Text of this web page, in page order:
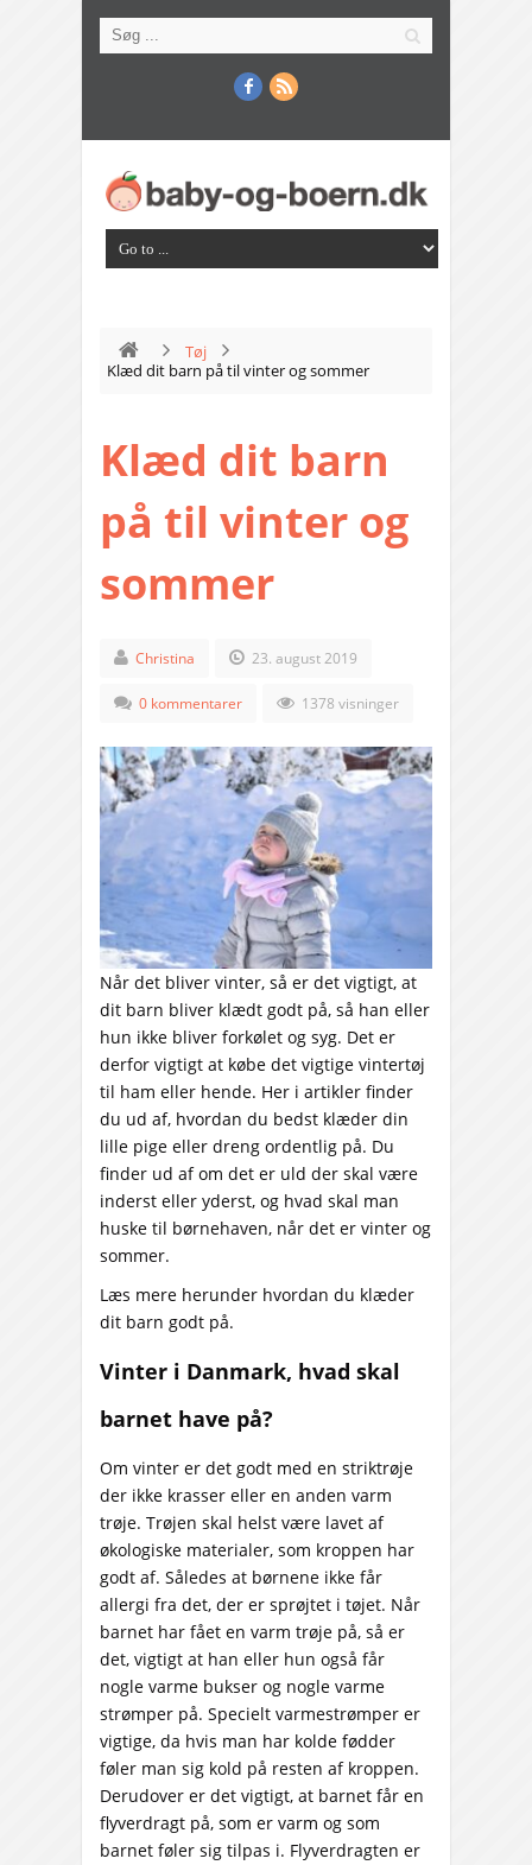
Tøj
Klæd dit barn på til vinter og sommer
Klæd dit barn
på til vinter og
sommer
Christina 23. august 2019
0 kommentarer 1378 visninger
Når det bliver vinter, så er det vigtigt, at
dit barn bliver klædt godt på, så han eller
hun ikke bliver forkølet og syg. Det er
derfor vigtigt at købe det vigtige vintertøj
til ham eller hende. Her i artikler finder
du ud af, hvordan du bedst klæder din
lille pige eller dreng ordentlig på. Du
finder ud af om det er uld der skal være
inderst eller yderst, og hvad skal man
huske til børnehaven, når det er vinter og
sommer.
Læs mere herunder hvordan du klæder
dit barn godt på.
Vinter i Danmark, hvad skal
barnet have på?
Om vinter er det godt med en striktrøje
der ikke krasser eller en anden varm
trøje. Trøjen skal helst være lavet af
økologiske materialer, som kroppen har
godt af. Således at børnene ikke får
allergi fra det, der er sprøjtet i tøjet. Når
barnet har fået en varm trøje på, så er
det, vigtigt at han eller hun også får
nogle varme bukser og nogle varme
strømper på. Specielt varmestrømper er
vigtige, da hvis man har kolde fødder
føler man sig kold på resten af kroppen.
Derudover er det vigtigt, at barnet får en
flyverdragt på, som er varm og som
barnet føler sig tilpas i. Flyverdragten er